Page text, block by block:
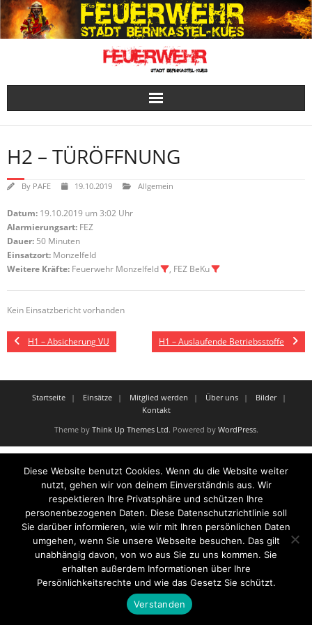
Skip
to
content
H2 – TÜRÖFFNUNG
By PAFE 19.10.2019 Allgemein
Datum: 19.10.2019 um 3:02 Uhr
Alarmierungsart: FEZ
Dauer: 50 Minuten
Einsatzort: Monzelfeld
Weitere Kräfte: Feuerwehr Monzelfeld , FEZ BeKu
Kein Einsatzbericht vorhanden
H1 – Absicherung VU H1 – Auslaufende Betriebsstoffe
Startseite Einsätze Mitglied werden Über uns
Bilder
Kontakt
Theme by Think Up Themes Ltd. Powered by WordPress.
Diese Website benutzt Cookies. Wenn du die Website weiter
nutzt, gehen wir von deinem Einverständnis aus. Wir
respektieren Ihre Privatsphäre und schützen Ihre
personenbezogenen Daten. Diese Datenschutzrichtlinie soll
Sie darüber informieren, wie wir mit Ihren persönlichen Daten
umgehen, wenn Sie unsere Webseite besuchen. Das gilt
unabhängig davon, von wo aus Sie zu uns kommen. Sie
erhalten außerdem Informationen über Ihre
Persönlichkeitsrechte und wie das Gesetz Sie schützt.
Verstanden